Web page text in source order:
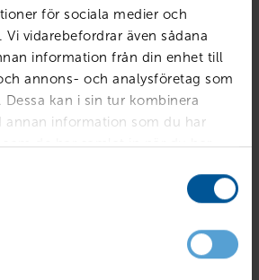
för sociala medier och
Vi vidarebefordrar även sådana
information från din enhet till
annons- och analysföretag som
Dessa kan i sin tur kombinera
annan information som du har
de har samlat in när du har